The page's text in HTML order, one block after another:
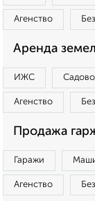
Агенство
Аренда
ИЖС
Агенство
Продажа
Гаражи
Агенство